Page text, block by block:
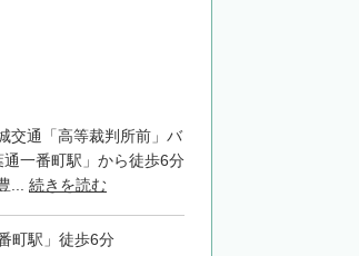
交通「高等裁判所前」バ
一番町駅」から徒歩6分
... 続きを読む
町駅」徒歩6分